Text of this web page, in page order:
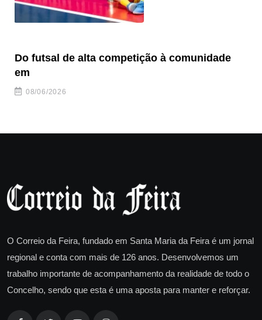
Do futsal de alta competição à comunidade
em
08/06/2026
O Correio da Feira, fundado em Santa Maria da Feira é um jornal
regional e conta com mais de 126 anos. Desenvolvemos um
trabalho importante de acompanhamento da realidade de todo o
Concelho, sendo que esta é uma aposta para manter e reforçar.